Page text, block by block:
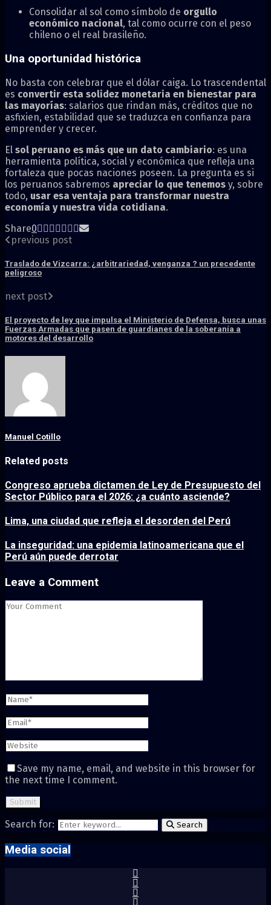
Consolidar al sol como símbolo de orgullo
económico nacional, tal como ocurre con el peso
chileno o el real brasileño.
Una oportunidad histórica
No basta con celebrar que el dólar caiga. Lo trascendental
es convertir esta solidez monetaria en bienestar para
las mayorías: salarios que rindan más, créditos que no
asfixien, estabilidad que se traduzca en confianza para
emprender y crecer.
El sol peruano es más que un dato cambiario: es una
herramienta política, social y económica que refleja una
fortaleza que pocas naciones poseen. La pregunta es si
los peruanos sabremos apreciar lo que tenemos y, sobre
todo, usar esa ventaja para transformar nuestra
economía y nuestra vida cotidiana.
Share0
previous post
Traslado de Vizcarra: ¿arbitrariedad, venganza ? un precedente
peligroso
next post
El proyecto de ley que impulsa el Ministerio de Defensa, busca unas
Fuerzas Armadas que pasen de guardianes de la soberanía a
motores del desarrollo
Manuel Cotillo
Related posts
Congreso aprueba dictamen de Ley de Presupuesto del
Sector Público para el 2026: ¿a cuánto asciende?
Lima, una ciudad que refleja el desorden del Perú
La inseguridad: una epidemia latinoamericana que el
Perú aún puede derrotar
Leave a Comment
Save my name, email, and website in this browser for
the next time I comment.
Search for: Search
Media social